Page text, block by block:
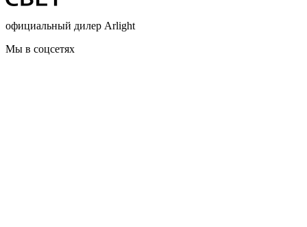
официальный дилер Arlight
Мы в соцсетях